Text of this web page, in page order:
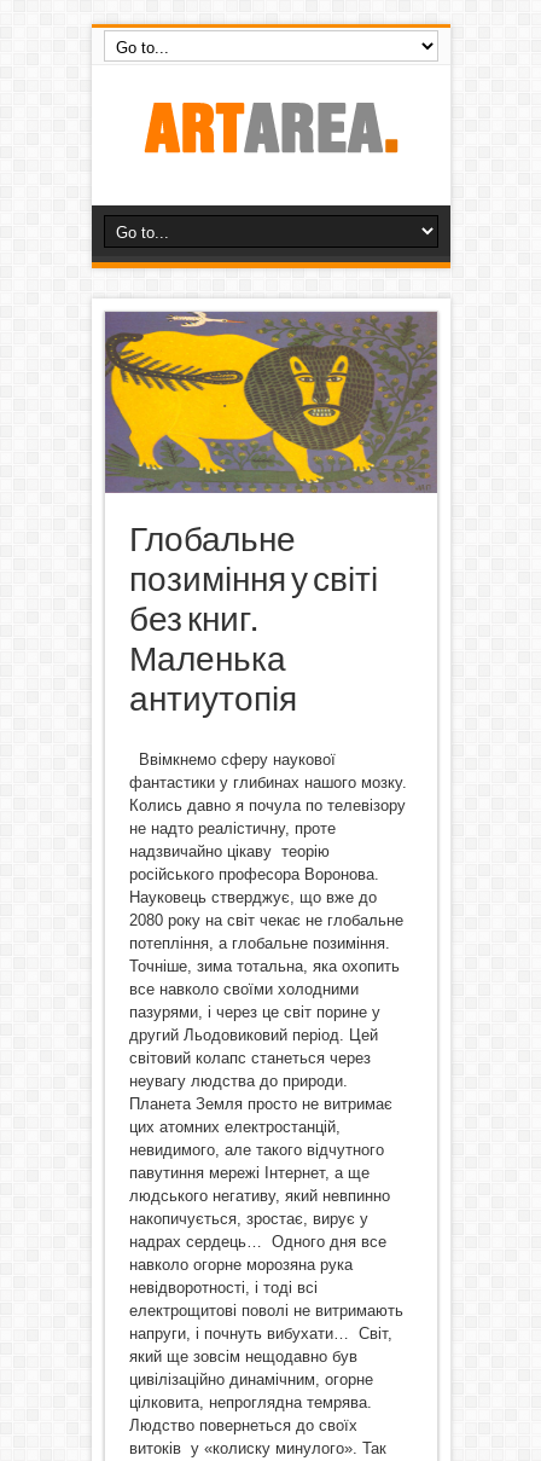
Глобальне
позиміння у світі
без книг.
Маленька
антиутопія
Ввімкнемо сферу наукової
фантастики у глибинах нашого мозку.
Колись давно я почула по телевізору
не надто реалістичну, проте
надзвичайно цікаву теорію
російського професора Воронова.
Науковець стверджує, що вже до
2080 року на світ чекає не глобальне
потепління, а глобальне позиміння.
Точніше, зима тотальна, яка охопить
все навколо своїми холодними
пазурями, і через це світ порине у
другий Льодовиковий період. Цей
світовий колапс станеться через
неувагу людства до природи.
Планета Земля просто не витримає
цих атомних електростанцій,
невидимого, але такого відчутного
павутиння мережі Інтернет, а ще
людського негативу, який невпинно
накопичується, зростає, вирує у
надрах сердець… Одного дня все
навколо огорне морозяна рука
невідворотності, і тоді всі
електрощитові поволі не витримають
напруги, і почнуть вибухати… Світ,
який ще зовсім нещодавно був
цивілізаційно динамічним, огорне
цілковита, непроглядна темрява.
Людство повернеться до своїх
витоків у «колиску минулого». Так